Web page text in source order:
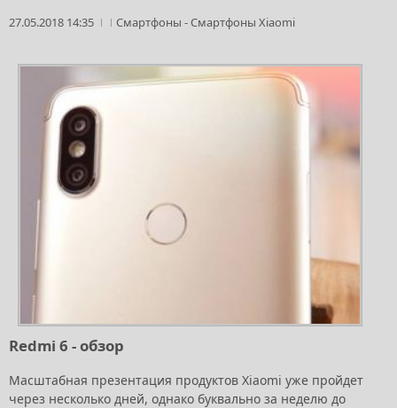
27.05.2018 14:35 Смартфоны -Смартфоны Xiaomi
Redmi 6 - обзор
Масштабная презентация продуктов Xiaomi уже пройдет
через несколько дней, однако буквально за неделю до